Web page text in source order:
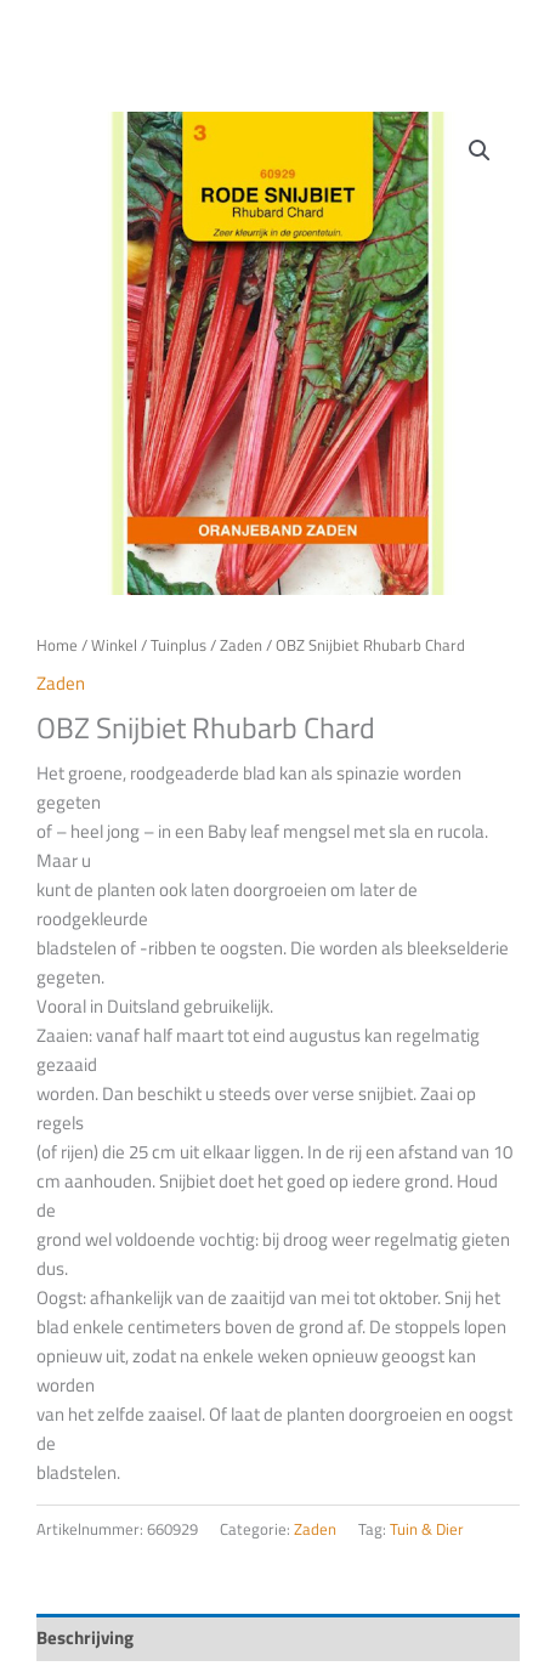
Home /Winkel /Tuinplus/Zaden / OBZ Snijbiet Rhubarb Chard
Zaden
OBZ Snijbiet Rhubarb Chard
Het groene, roodgeaderde blad kan als spinazie worden
gegeten
of – heel jong – in een Baby leaf mengsel met sla en rucola.
Maar u
kunt de planten ook laten doorgroeien om later de
roodgekleurde
bladstelen of -ribben te oogsten. Die worden als bleekselderie
gegeten.
Vooral in Duitsland gebruikelijk.
Zaaien: vanaf half maart tot eind augustus kan regelmatig
gezaaid
worden. Dan beschikt u steeds over verse snijbiet. Zaai op
regels
(of rijen) die 25 cm uit elkaar liggen. In de rij een afstand van 10
cm aanhouden. Snijbiet doet het goed op iedere grond. Houd
de
grond wel voldoende vochtig: bij droog weer regelmatig gieten
dus.
Oogst: afhankelijk van de zaaitijd van mei tot oktober. Snij het
blad enkele centimeters boven de grond af. De stoppels lopen
opnieuw uit, zodat na enkele weken opnieuw geoogst kan
worden
van het zelfde zaaisel. Of laat de planten doorgroeien en oogst
de
bladstelen.
Artikelnummer: 660929 Categorie: Zaden Tag: Tuin & Dier
Beschrijving